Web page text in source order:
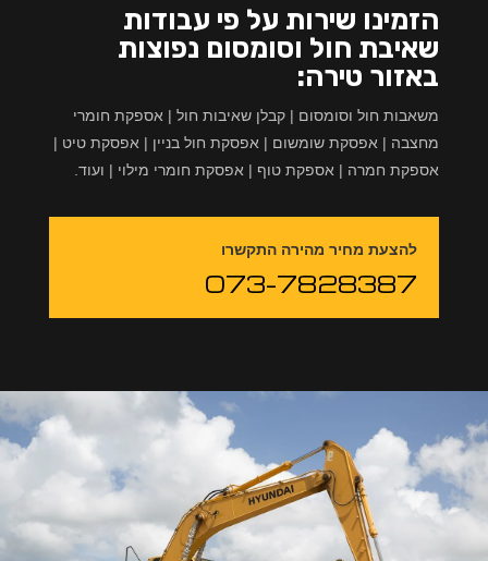
הזמינו שירות על פי עבודות
שאיבת חול וסומסום נפוצות
באזור טירה:
משאבות חול וסומסום | קבלן שאיבות חול | אספקת חומרי
מחצבה | אפסקת שומשום | אפסקת חול בניין | אפסקת טיט |
אספקת חמרה | אספקת טוף | אפסקת חומרי מילוי | ועוד.
להצעת מחיר מהירה התקשרו
073-7828387